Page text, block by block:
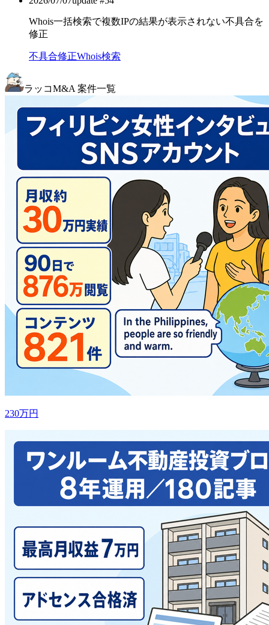
Whois一括検索で複数IPの結果が表示されない不具合を
修正
不具合修正Whois検索
ラッコM&A 案件一覧
230万円